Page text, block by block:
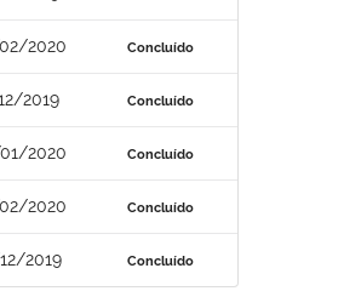
2020 Concluído
2019 Concluído
2020 Concluído
2020 Concluído
2019 Concluído